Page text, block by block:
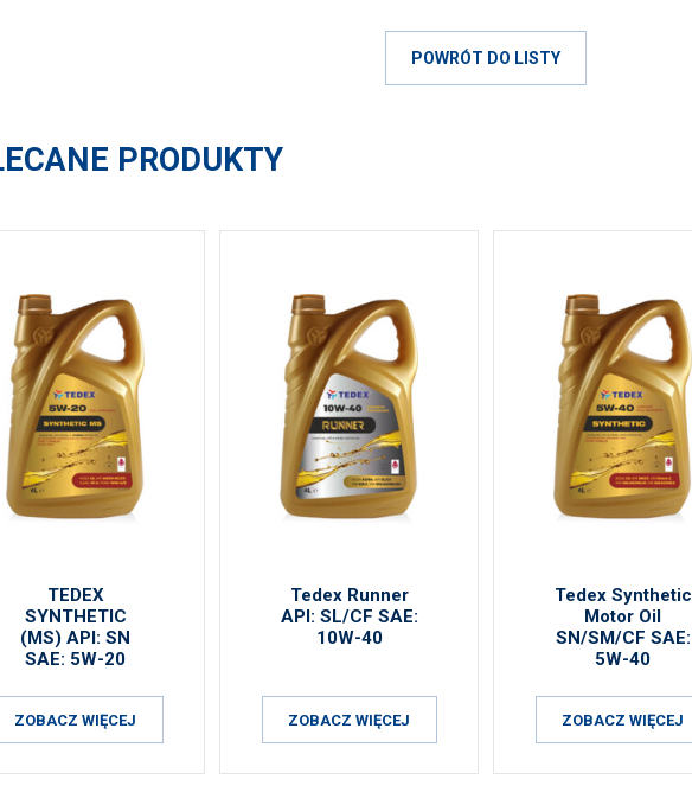
POWRÓT DO LISTY
PRODUKTY
TEDEX
SYNTHETIC
(MS) API: SN
SAE: 5W-20
ZOBACZ WIĘCEJ
Tedex Runner
API: SL/CF SAE:
10W-40
ZOBACZ WIĘCEJ
Tedex Synthetic
Motor Oil
SN/SM/CF SAE:
5W-40
ZOBACZ WIĘCEJ